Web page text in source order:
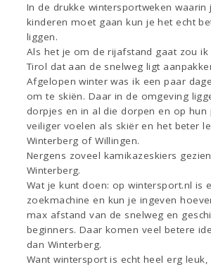
In de drukke wintersportweken waarin
kinderen moet gaan kun je het echt
liggen.
Als het je om de rijafstand gaat zou ik
Tirol dat aan de snelweg ligt
Afgelopen winter was ik een paar
om te skiën. Daar in de omgeving
dorpjes en in al die dorpen en op hun
veiliger voelen als skiër en het beter
Winterberg of Willingen.
Nergens zoveel kamikazeskiers
Winterberg.
Wat je kunt doen: op wintersport.nl is
zoekmachine en kun je ingeven
max afstand van de snelweg en
beginners. Daar komen veel betere
dan Winterberg.
Want wintersport is echt heel erg